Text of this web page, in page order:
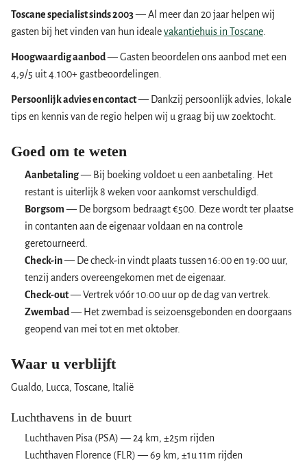
Toscane specialist sinds 2003— Al meer dan 20 jaar helpen wij
gasten bij het vinden van hun idealevakantiehuis in Toscane
Hoogwaardig aanbod— Gasten beoordelen ons aanbod met een
4,9/5 uit 4.100+ gastbeoordelingen.
Persoonlijk advies en contact— Dankzij persoonlijk advies, lokale
tips en kennis van de regio helpen wij u graag bij uw zoektocht.
Goed om te weten
Aanbetaling— Bij boeking voldoet u een aanbetaling. Het
restant is uiterlijk 8 weken voor aankomst verschuldigd.
Borgsom— De borgsom bedraagt €500. Deze wordt ter plaatse
in contanten aan de eigenaar voldaan en na controle
geretourneerd.
Check-in— De check-in vindt plaats tussen 16:00 en 19:00 uur,
tenzij anders overeengekomen met de eigenaar.
Check-out— Vertrek vóór 10:00 uur op de dag van vertrek.
Zwembad— Het zwembad is seizoensgebonden en doorgaans
geopend van mei tot en met oktober.
Waar u verblijft
Gualdo, Lucca, Toscane, Italië
Luchthavens in de buurt
Luchthaven Pisa (PSA) — 24 km, ±25m rijden
Luchthaven Florence (FLR) — 69 km, ±1u 11m rijden